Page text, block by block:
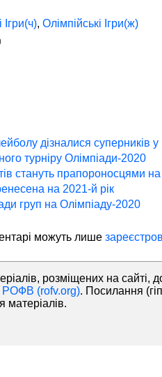
Ігри(ч), Олімпійські Ігри(ж)
дізналися суперників
турніру Олімпіади-2020
стануть прапороносцями на
на 2021-й рік
груп на Олімпіаду-2020
можуть лише
розміщених на сайті,
РОФВ (rofv.org). Посилання
матеріалів.